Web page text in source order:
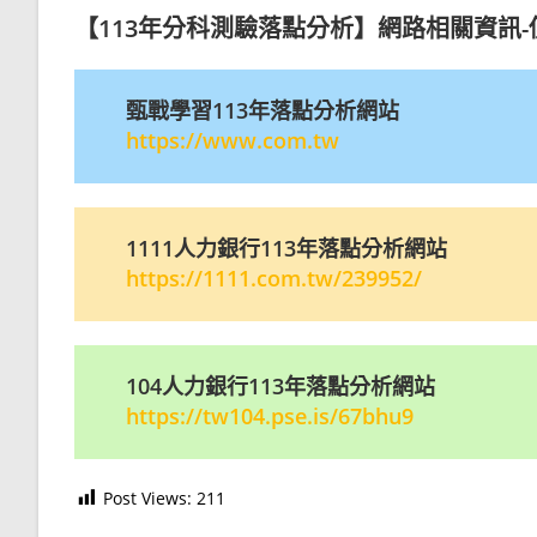
【113年分科測驗落點分析】網路相關資訊
甄戰學習113年落點分析網站
https://www.com.tw
1111人力銀行113年落點分析網站
https://1111.com.tw/239952/
104人力銀行113年落點分析網站
https://tw104.pse.is/67bhu9
Post Views: 211